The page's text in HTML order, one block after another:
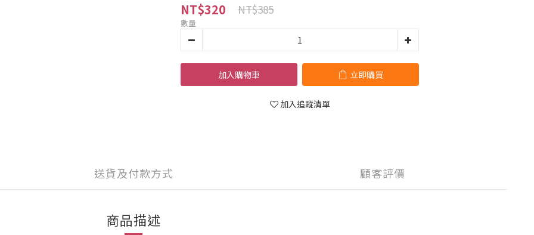
NT$320 NT$385
數量
加入購物車 立即購買
加入追蹤清單
送貨及付款方式 顧客評價
商品描述